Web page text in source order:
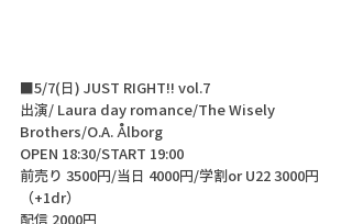
■5/7(日) JUST RIGHT!! vol.7
出演/ Laura day romance/The Wisely
Brothers/O.A. Ålborg
OPEN 18:30/START 19:00
前売り 3500円/当日 4000円/学割or U22 3000円
（+1dr）
配信 2000円